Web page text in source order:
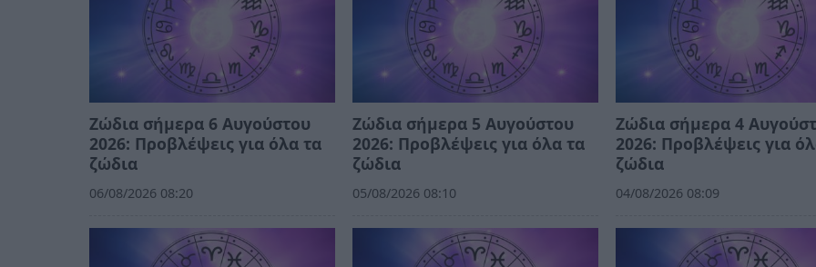
Ζώδια σήμερα 6 Αυγούστου
2026: Προβλέψεις για όλα τα
ζώδια
06/08/2026 08:20
Ζώδια σήμερα 5 Αυγούστου
2026: Προβλέψεις για όλα τα
ζώδια
05/08/2026 08:10
Ζώδια σήμερα 4
2026: Προβλέψεις για
ζώδια
04/08/2026 08:09